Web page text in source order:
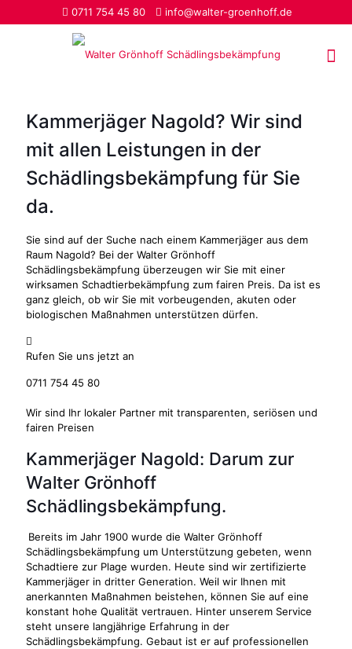
0711 754 45 80 info@walter-groenhoff.de
Kammerjäger Nagold? Wir sind
mit allen Leistungen in der
Schädlingsbekämpfung für Sie
da.
Sie sind auf der Suche nach einem Kammerjäger aus dem
Raum Nagold? Bei der Walter Grönhoff
Schädlingsbekämpfung überzeugen wir Sie mit einer
wirksamen Schadtierbekämpfung zum fairen Preis. Da ist es
ganz gleich, ob wir Sie mit vorbeugenden, akuten oder
biologischen Maßnahmen unterstützen dürfen.
Rufen Sie uns jetzt an
0711 754 45 80
Wir sind Ihr lokaler Partner mit transparenten, seriösen und
fairen Preisen
Kammerjäger Nagold: Darum zur
Walter Grönhoff
Schädlingsbekämpfung.
Bereits im Jahr 1900 wurde die Walter Grönhoff
Schädlingsbekämpfung um Unterstützung gebeten, wenn
Schadtiere zur Plage wurden. Heute sind wir zertifizierte
Kammerjäger in dritter Generation. Weil wir Ihnen mit
anerkannten Maßnahmen beistehen, können Sie auf eine
konstant hohe Qualität vertrauen. Hinter unserem Service
steht unsere langjährige Erfahrung in der
Schädlingsbekämpfung. Gebaut ist er auf professionellen